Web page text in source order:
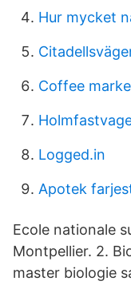
Hur mycket
Coffee
Logged.in
Apotek
Ecole nationale
Montpellier. 2.
master biologie